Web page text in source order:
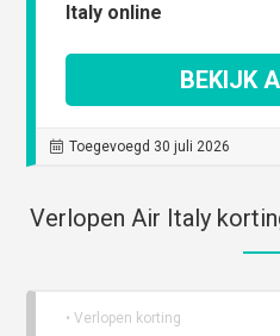
Italy online
BEKIJK
Toegevoegd 30 juli 2026
Verlopen Air Italy
• Verlopen korting